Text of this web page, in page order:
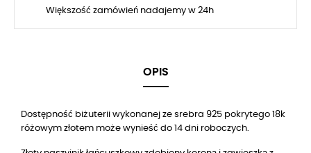
Większość zamówień nadajemy w 24h
OPIS
Dostępność biżuterii wykonanej ze srebra 925 pokrytego 18k
różowym złotem może wynieść do 14 dni roboczych.